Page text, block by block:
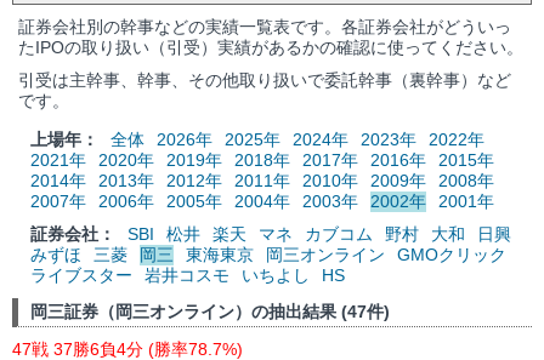
証券会社別の幹事などの実績一覧表です。各証券会社がどういっ
たIPOの取り扱い（引受）実績があるかの確認に使ってください。
引受は主幹事、幹事、その他取り扱いで委託幹事（裏幹事）など
です。
上場年：
全体 2026年 2025年 2024年 2023年
2022年
2021年
2020年 2019年 2018年 2017年 2016年
2015年
2014年
2013年 2012年 2011年 2010年 2009年
2008年
2007年
2006年 2005年 2004年 2003年 2002年
2001年
証券会社：
SBI 松井 楽天 マネ カブコム 野村 大和
日興
みずほ
三菱 岡三 東海東京 岡三オンライン
GMOクリック
ライブスター
岩井コスモ いちよし
HS
岡三証券（岡三オンライン）の抽出結果 (47件)
47戦 37勝6負4分 (勝率78.7%)